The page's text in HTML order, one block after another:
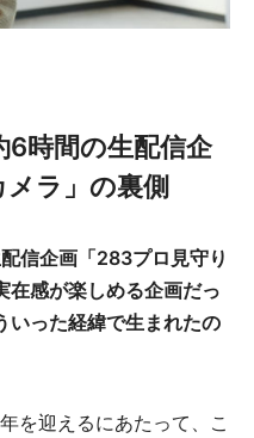
6時間の生配信企
ラ」の裏側
信企画「283プロ見守り
在感が楽しめる企画だっ
いった経緯で生まれたの
を迎えるにあたって、こ